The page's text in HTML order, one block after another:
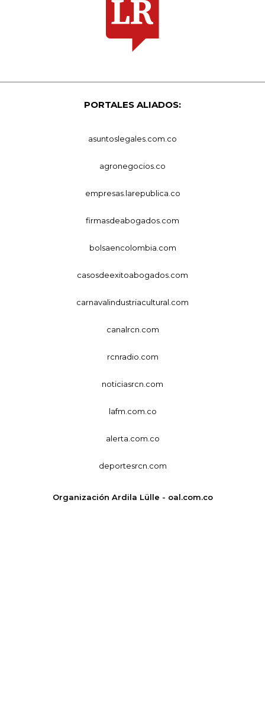
PORTALES ALIADOS:
asuntoslegales.com.co
agronegocios.co
empresas.larepublica.co
firmasdeabogados.com
bolsaencolombia.com
casosdeexitoabogados.com
carnavalindustriacultural.com
canalrcn.com
rcnradio.com
noticiasrcn.com
lafm.com.co
alerta.com.co
deportesrcn.com
Organización Ardila Lülle - oal.com.co